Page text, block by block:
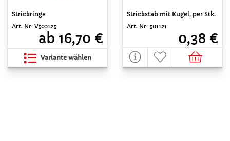
Strickringe
Art. Nr. V502125
ab 16,70 €
Variante wählen
Strickstab mit Kugel, per Stk.
Art. Nr. 501121
0,38 €